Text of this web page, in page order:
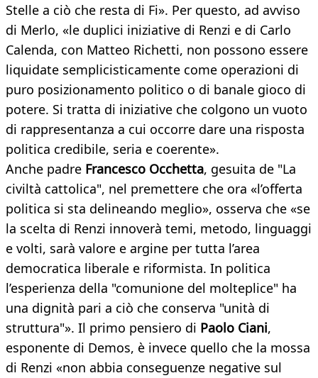
Stelle a ciò che resta di Fi». Per questo, ad avviso
di Merlo, «le duplici iniziative di Renzi e di Carlo
Calenda, con Matteo Richetti, non possono essere
liquidate semplicisticamente come operazioni di
puro posizionamento politico o di banale gioco di
potere. Si tratta di iniziative che colgono un vuoto
di rappresentanza a cui occorre dare una risposta
politica credibile, seria e coerente».
Anche padre Francesco Occhetta, gesuita de "La
civiltà cattolica", nel premettere che ora «l’offerta
politica si sta delineando meglio», osserva che «se
la scelta di Renzi innoverà temi, metodo, linguaggi
e volti, sarà valore e argine per tutta l’area
democratica liberale e riformista. In politica
l’esperienza della "comunione del molteplice" ha
una dignità pari a ciò che conserva "unità di
struttura"». Il primo pensiero di Paolo Ciani,
esponente di Demos, è invece quello che la mossa
di Renzi «non abbia conseguenze negative sul